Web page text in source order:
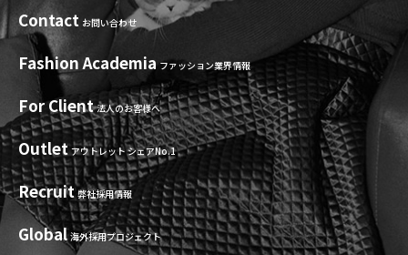
Contact お問い合わせ
Fashion Academia ファッション業界情報
For Client 法人のお客様へ
Outlet アウトレット シェアNo.1
Recruit 弊社採用情報
Global 海外採用プロジェクト